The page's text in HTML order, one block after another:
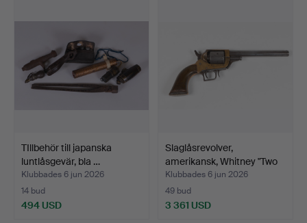
TIllbehör till japanska
luntlåsgevär, bla …
Klubbades 6 jun 2026
14 bud
494 USD
Slaglåsrevolver,
amerikansk, Whitney "Two
…
Klubbades 6 jun 2026
49 bud
3 361 USD